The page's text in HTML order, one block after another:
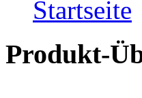
Startseite
Produkt-